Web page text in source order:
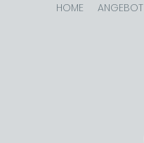
HOME ANGEBOT